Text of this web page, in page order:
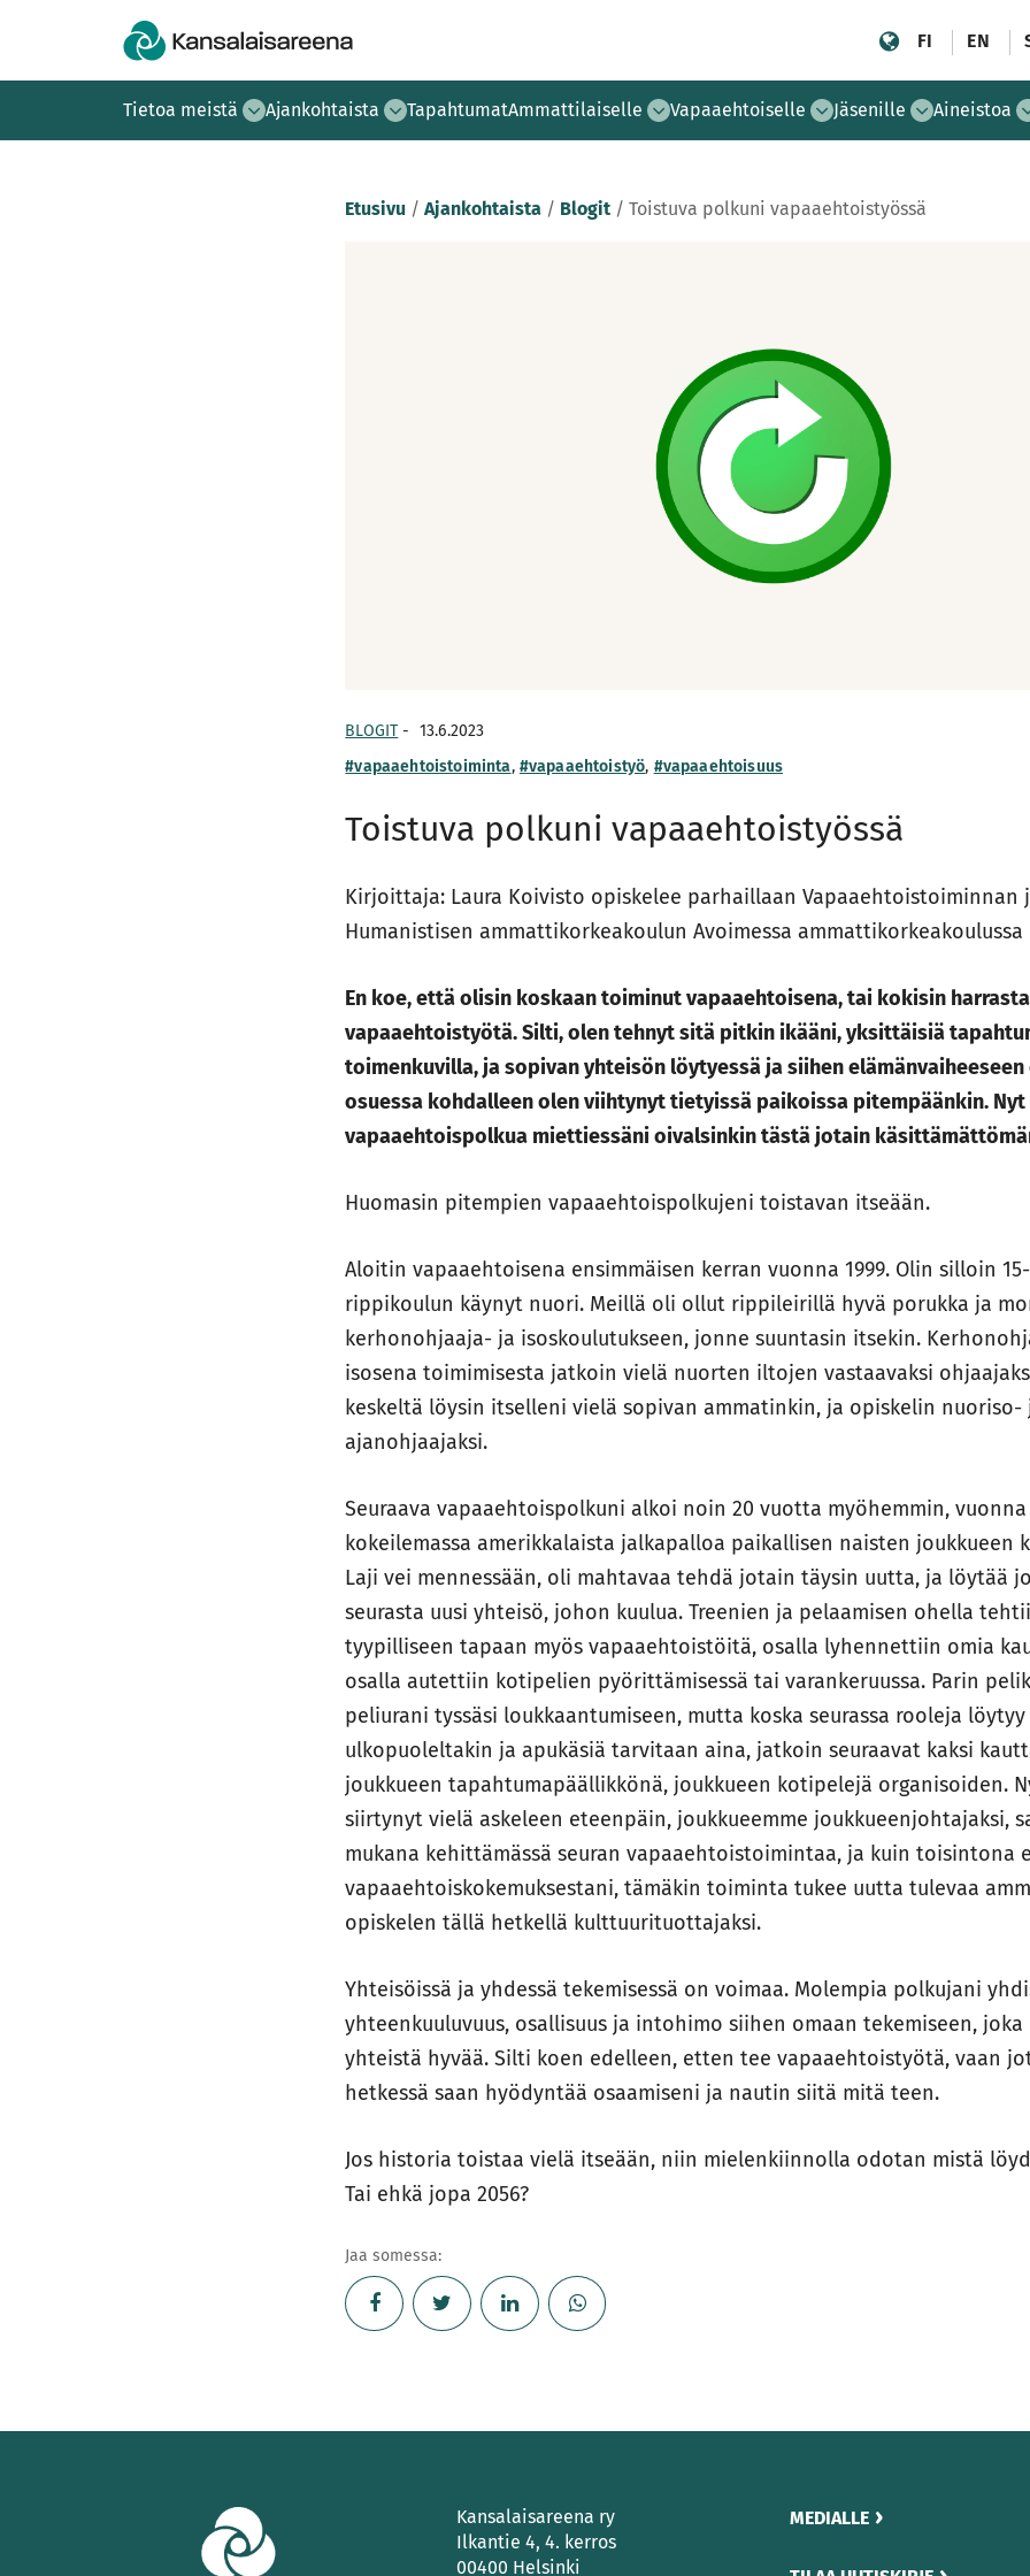
FI EN
Tietoa meistä Ajankohtaista TapahtumatAmmattilaiselle Vapaaehtoiselle Jäsenille Aineistoa
Etusivu /Ajankohtaista / Blogit /Toistuva polkuni vapaaehtoistyössä
BLOGIT - 13.6.2023
#vapaaehtoistoiminta, #vapaaehtoistyö, #vapaaehtoisuus
Toistuva polkuni vapaaehtoistyössä
Kirjoittaja: Laura Koivisto opiskelee parhaillaan Vapaaehtoistoiminnan
Humanistisen ammattikorkeakoulun Avoimessa ammattikorkeakoulussa
En koe, että olisin koskaan toiminut vapaaehtoisena, tai kokisin
vapaaehtoistyötä. Silti, olen tehnyt sitä pitkin ikääni, yksittäisiä
toimenkuvilla, ja sopivan yhteisön löytyessä ja siihen
osuessa kohdalleen olen viihtynyt tietyissä paikoissa pitempäänkin. Nyt
vapaaehtoispolkua miettiessäni oivalsinkin tästä jotain
Huomasin pitempien vapaaehtoispolkujeni toistavan itseään.
Aloitin vapaaehtoisena ensimmäisen kerran vuonna 1999. Olin silloin
rippikoulun käynyt nuori. Meillä oli ollut rippileirillä hyvä porukka ja
kerhonohjaaja- ja isoskoulutukseen, jonne suuntasin itsekin.
isosena toimimisesta jatkoin vielä nuorten iltojen vastaavaksi
keskeltä löysin itselleni vielä sopivan ammatinkin, ja opiskelin nuoriso-
ajanohjaajaksi.
Seuraava vapaaehtoispolkuni alkoi noin 20 vuotta myöhemmin, vuonna
kokeilemassa amerikkalaista jalkapalloa paikallisen naisten joukkueen
Laji vei mennessään, oli mahtavaa tehdä jotain täysin uutta, ja löytää
seurasta uusi yhteisö, johon kuulua. Treenien ja pelaamisen ohella
tyypilliseen tapaan myös vapaaehtoistöitä, osalla lyhennettiin omia
osalla autettiin kotipelien pyörittämisessä tai varankeruussa. Parin
peliurani tyssäsi loukkaantumiseen, mutta koska seurassa rooleja
ulkopuoleltakin ja apukäsiä tarvitaan aina, jatkoin seuraavat kaksi
joukkueen tapahtumapäällikkönä, joukkueen kotipelejä organisoiden.
siirtynyt vielä askeleen eteenpäin, joukkueemme joukkueenjohtajaksi,
mukana kehittämässä seuran vapaaehtoistoimintaa, ja kuin toisintona
vapaaehtoiskokemuksestani, tämäkin toiminta tukee uutta tulevaa
opiskelen tällä hetkellä kulttuurituottajaksi.
Yhteisöissä ja yhdessä tekemisessä on voimaa. Molempia polkujani
yhteenkuuluvuus, osallisuus ja intohimo siihen omaan tekemiseen,
yhteistä hyvää. Silti koen edelleen, etten tee vapaaehtoistyötä, vaan
hetkessä saan hyödyntää osaamiseni ja nautin siitä mitä teen.
Jos historia toistaa vielä itseään, niin mielenkiinnolla odotan mistä
Tai ehkä jopa 2056?
Jaa somessa:
Kansalaisareena ry
Ilkantie 4, 4. kerros
00400 Helsinki
MEDIALLE